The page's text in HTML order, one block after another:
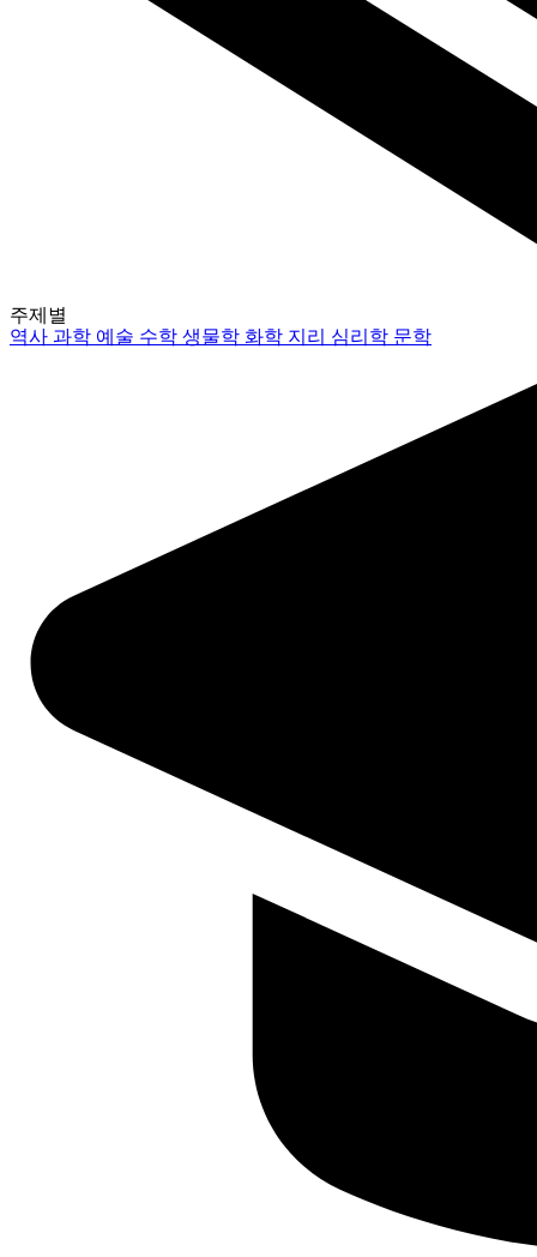
주제별
역사과학 예술 수학생물학 화학 지리 심리학 문학